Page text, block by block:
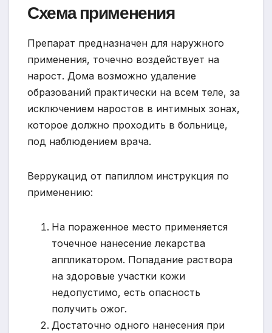
Схема применения
Препарат предназначен для наружного
применения, точечно воздействует на
нарост. Дома возможно удаление
образований практически на всем теле, за
исключением наростов в интимных зонах,
которое должно проходить в больнице,
под наблюдением врача.
Веррукацид от папиллом инструкция по
применению:
На пораженное место применяется
точечное нанесение лекарства
аппликатором. Попадание раствора
на здоровые участки кожи
недопустимо, есть опасность
получить ожог.
Достаточно одного нанесения при